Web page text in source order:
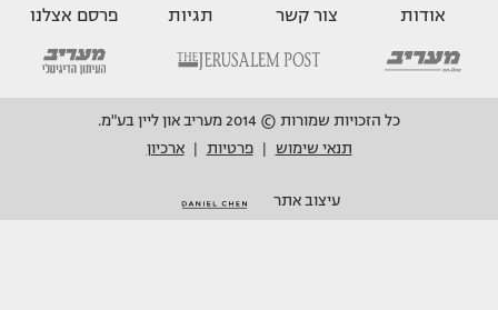
אודות צור קשר תגיות פרסם אצלנו
כל הזכויות שמורות © 2014 מעריב און ליין בע"מ.
תנאי שימוש
פרטיות ארכיון
עיצוב אתר